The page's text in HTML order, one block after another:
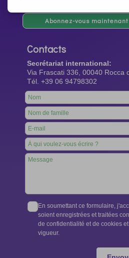
Abonnez-vous maintenant
Contacts
Secrétariat international:
Via Frascati 336, 00040 Rocca
Tél. +39 06 94798302
Leave
this
field
blank
En soumettant ce formulaire,
soient enregistrées et traitées
de confidentialité et de cookies
vigueur.